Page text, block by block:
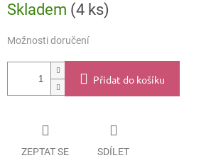
cena:
Skladem (4 ks)
Možnosti doručení
Přidat do košíku
ZEPTAT SE SDÍLET